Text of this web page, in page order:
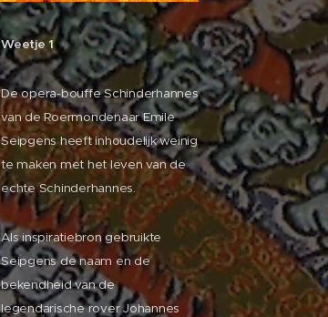
Weetje 1
De opera-bouffe Schinderhannes
van de Roermondenaar Emile
Seipgens heeft inhoudelijk weinig
te maken met het leven van de
echte Schinderhannes.
Als inspiratiebron gebruikte
Seipgens de naam en de
bekendheid van de
legendarische rover Johannes